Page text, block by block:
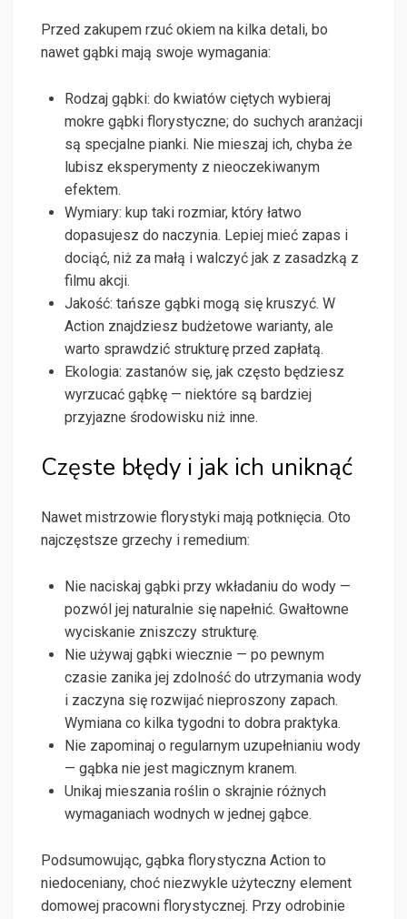
Przed zakupem rzuć okiem na kilka detali, bo
nawet gąbki mają swoje wymagania:
Rodzaj gąbki: do kwiatów ciętych wybieraj
mokre gąbki florystyczne; do suchych aranżacji
są specjalne pianki. Nie mieszaj ich, chyba że
lubisz eksperymenty z nieoczekiwanym
efektem.
Wymiary: kup taki rozmiar, który łatwo
dopasujesz do naczynia. Lepiej mieć zapas i
dociąć, niż za małą i walczyć jak z zasadzką z
filmu akcji.
Jakość: tańsze gąbki mogą się kruszyć. W
Action znajdziesz budżetowe warianty, ale
warto sprawdzić strukturę przed zapłatą.
Ekologia: zastanów się, jak często będziesz
wyrzucać gąbkę — niektóre są bardziej
przyjazne środowisku niż inne.
Częste błędy i jak ich uniknąć
Nawet mistrzowie florystyki mają potknięcia. Oto
najczęstsze grzechy i remedium:
Nie naciskaj gąbki przy wkładaniu do wody —
pozwól jej naturalnie się napełnić. Gwałtowne
wyciskanie zniszczy strukturę.
Nie używaj gąbki wiecznie — po pewnym
czasie zanika jej zdolność do utrzymania wody
i zaczyna się rozwijać nieproszony zapach.
Wymiana co kilka tygodni to dobra praktyka.
Nie zapominaj o regularnym uzupełnianiu wody
— gąbka nie jest magicznym kranem.
Unikaj mieszania roślin o skrajnie różnych
wymaganiach wodnych w jednej gąbce.
Podsumowując, gąbka florystyczna Action to
niedoceniany, choć niezwykle użyteczny element
domowej pracowni florystycznej. Przy odrobinie